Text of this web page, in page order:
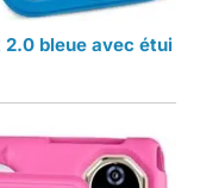
bleue avec étui